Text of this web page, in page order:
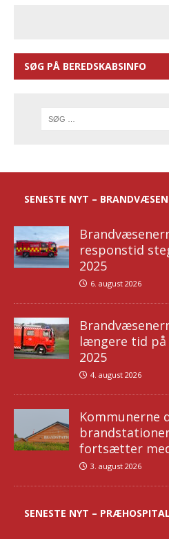
SØG PÅ BEREDSKABSINFO
SENESTE NYT – BRANDVÆSEN
responstid
2025
6. august 2026
længere tid
2025
4. august 2026
Kommunerne
fortsætter
3. august 2026
SENESTE NYT – PRÆHOSPITAL